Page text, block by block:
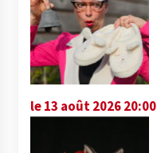
le 13 août 2026 20:00